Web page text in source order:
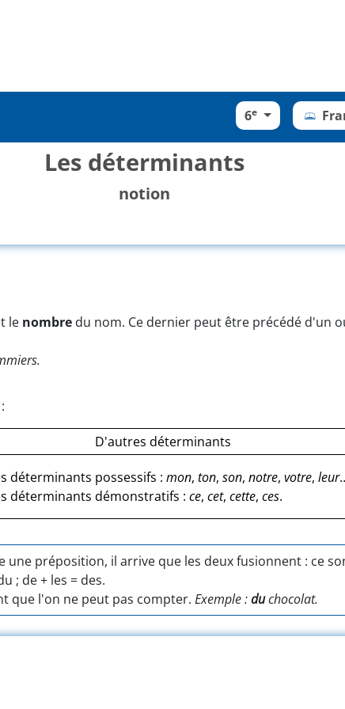
6e
Les déterminants
notion
le nombre du nom. Ce dernier peut être précédé d'un
D'autres déterminants
déterminants possessifs :mon,ton,son,notre,votre,leur
déterminants démonstratifs :ce,cet,cette,ces.
préposition, il arrive que les deux fusionnent : ce
; de + les = des.
que l'on ne peut pas compter. Exemple :duchocolat.